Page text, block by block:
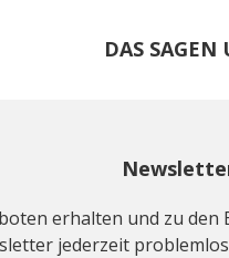
DAS SAGEN
erhalten und zu
jederzeit